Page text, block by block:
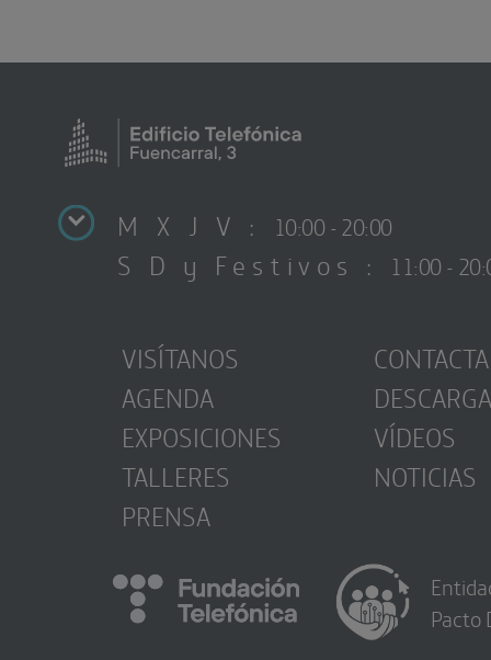
M X J V : 10:00 - 20:00
S D y Festivos : 11:00 -
VISÍTANOS
AGENDA
EXPOSICIONES
TALLERES
PRENSA
CONTACTA
VÍDEOS
NOTICIAS
Pacto